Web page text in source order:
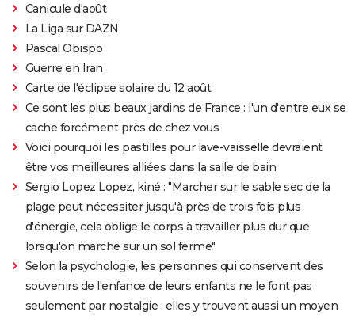
Canicule d'août
La Liga sur DAZN
Pascal Obispo
Guerre en Iran
Carte de l'éclipse solaire du 12 août
Ce sont les plus beaux jardins de France : l'un d'entre eux se
cache forcément près de chez vous
Voici pourquoi les pastilles pour lave-vaisselle devraient
être vos meilleures alliées dans la salle de bain
Sergio Lopez Lopez, kiné : "Marcher sur le sable sec de la
plage peut nécessiter jusqu'à près de trois fois plus
d'énergie, cela oblige le corps à travailler plus dur que
lorsqu'on marche sur un sol ferme"
Selon la psychologie, les personnes qui conservent des
souvenirs de l'enfance de leurs enfants ne le font pas
seulement par nostalgie : elles y trouvent aussi un moyen